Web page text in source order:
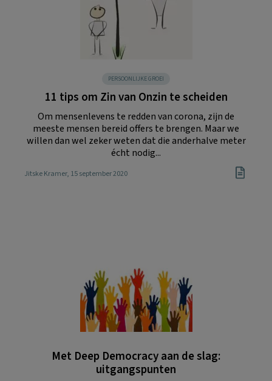
PERSOONLIJKE GROEI
11 tips om Zin van Onzin te scheiden
Om mensenlevens te redden van corona, zijn de
meeste mensen bereid offers te brengen. Maar we
willen dan wel zeker weten dat die anderhalve meter
écht nodig...
Jitske Kramer, 15 september 2020
Met Deep Democracy aan de slag:
uitgangspunten